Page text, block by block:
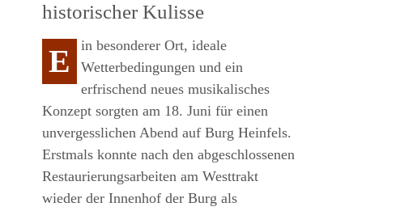
historischer Kulisse
E
in besonderer Ort, ideale
Wetterbedingungen und ein
erfrischend neues musikalisches
Konzept sorgten am 18. Juni für einen
unvergesslichen Abend auf Burg Heinfels.
Erstmals konnte nach den abgeschlossenen
Restaurierungsarbeiten am Westtrakt
wieder der Innenhof der Burg als